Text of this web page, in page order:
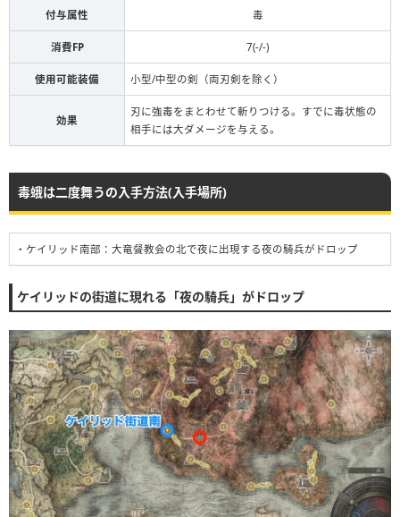
付与属性 毒
消費FP 7(-/-)
使用可能装備 小型/中型の剣（両刃剣を除く）
効果
刃に強毒をまとわせて斬りつける。すでに毒状態の
相手には大ダメージを与える。
毒蛾は二度舞うの入手方法(入手場所)
・ケイリッド南部：大竜餐教会の北で夜に出現する夜の騎兵がドロップ
ケイリッドの街道に現れる「夜の騎兵」がドロップ